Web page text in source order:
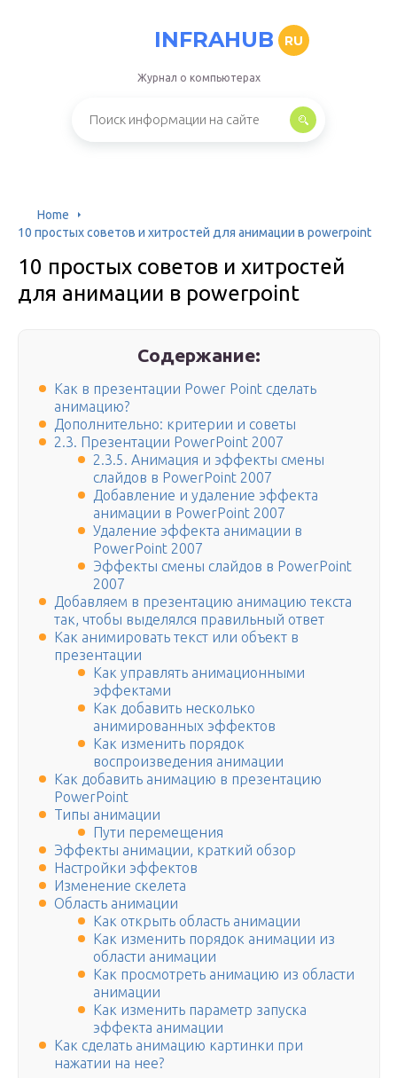
INFRAHUB RU
Журнал о компьютерах
Home
10 простых советов и хитростей для анимации в powerpoint
10 простых советов и хитростей
для анимации в powerpoint
Содержание:
Как в презентации Power Point сделать
анимацию?
Дополнительно: критерии и советы
2.3. Презентации PowerPoint 2007
2.3.5. Анимация и эффекты смены
слайдов в PowerPoint 2007
Добавление и удаление эффекта
анимации в PowerPoint 2007
Удаление эффекта анимации в
PowerPoint 2007
Эффекты смены слайдов в PowerPoint
2007
Добавляем в презентацию анимацию текста
так, чтобы выделялся правильный ответ
Как анимировать текст или объект в
презентации
Как управлять анимационными
эффектами
Как добавить несколько
анимированных эффектов
Как изменить порядок
воспроизведения анимации
Как добавить анимацию в презентацию
PowerPoint
Типы анимации
Пути перемещения
Эффекты анимации, краткий обзор
Настройки эффектов
Изменение скелета
Область анимации
Как открыть область анимации
Как изменить порядок анимации из
области анимации
Как просмотреть анимацию из области
анимации
Как изменить параметр запуска
эффекта анимации
Как сделать анимацию картинки при
нажатии на нее?